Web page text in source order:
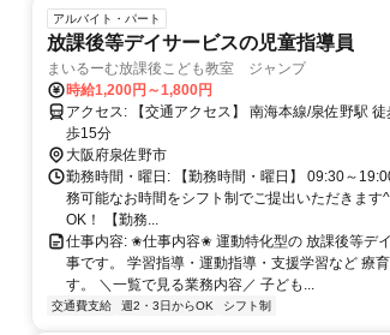
アルバイト・パート
放課後等デイサービスの児童指導員
まいるーむ放課後こども教室 ジャンプ
時給1,200円～1,800円
アクセス: 【交通アクセス】 南海本線/泉佐野駅 徒歩15分 南海本線/井原里駅より徒
歩15分
大阪府泉佐野市
勤務時間・曜日: 【勤務時間・曜日】 09:30～
務可能なお時間をシフト制でご提出いただきま
OK！ 【勤務...
仕事内容: ✬仕事内容✬ 運動特化型の 放課後等デ
事です。 学習指導・運動指導・支援学習など 療
す。 ＼一覧で見る業務内容／ 子ども...
交通費支給 週2・3日からOK シフト制